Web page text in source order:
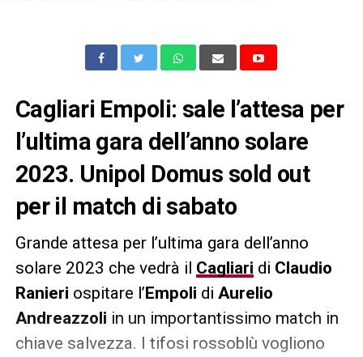
Cagliari Empoli: sale l’attesa per
l’ultima gara dell’anno solare
2023. Unipol Domus sold out
per il match di sabato
Grande attesa per l’ultima gara dell’anno
solare 2023 che vedrà il Cagliari di Claudio
Ranieri ospitare l’Empoli di Aurelio
Andreazzoli in un importantissimo match in
chiave salvezza. I tifosi rossoblù vogliono